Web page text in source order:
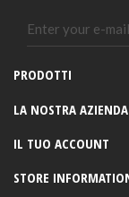
PRODOTTI
LA NOSTRA AZIENDA
IL TUO ACCOUNT
STORE